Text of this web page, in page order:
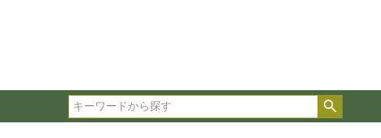
検索
選択した項目全てに該当する品種のみ検索結果に表示さ
タイプ、カラー、ブランドなどは1つずつ選択してくださ